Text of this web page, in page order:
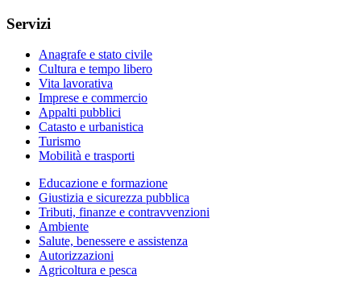
Servizi
Anagrafe e stato civile
Cultura e tempo libero
Vita lavorativa
Imprese e commercio
Appalti pubblici
Catasto e urbanistica
Turismo
Mobilità e trasporti
Educazione e formazione
Giustizia e sicurezza pubblica
Tributi, finanze e contravvenzioni
Ambiente
Salute, benessere e assistenza
Autorizzazioni
Agricoltura e pesca